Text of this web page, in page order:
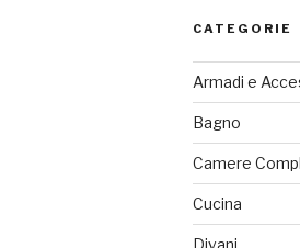
CATEGORIE
Armadi e
Bagno
Camere
Cucina